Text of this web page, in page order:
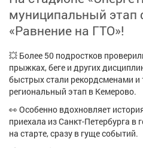
Обучение
Товары
ТВ программа
муниципальный этап
«Равнение на ГТО»!
💥 Более 50 подростков
прыжках, беге и других
быстрых стали рекордсменами и
региональный этап в Кемерово.
👀 Особенно вдохновляет
приехала из Санкт-Петербурга в
на старте, сразу в гуще событий.